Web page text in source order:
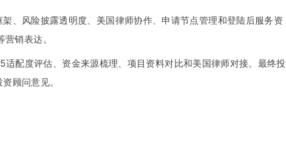
、风险披露透明度、美国律师协作、申请节点管理和登陆后服务资
营销表达。
配度评估、资金来源梳理、项目资料对比和美国律师对接。最终投
顾问意见。